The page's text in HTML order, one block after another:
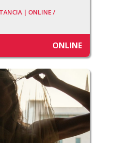
| ONLINE /
ONLINE